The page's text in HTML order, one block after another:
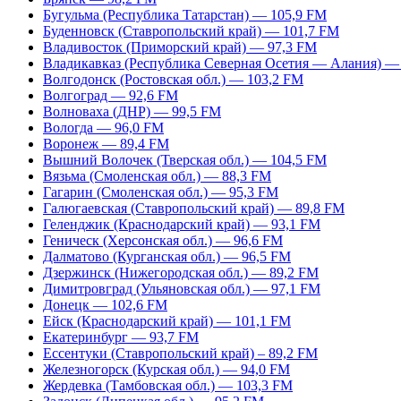
Бугульма (Республика Татарстан) — 105,9 FM
Буденновск (Ставропольский край) — 101,7 FM
Владивосток (Приморский край) — 97,3 FM
Владикавказ (Республика Северная Осетия — Алания)
Волгодонск (Ростовская обл.) — 103,2 FM
Волгоград — 92,6 FM
Волноваха (ДНР) — 99,5 FM
Вологда — 96,0 FM
Воронеж — 89,4 FM
Вышний Волочек (Тверская обл.) — 104,5 FM
Вязьма (Смоленская обл.) — 88,3 FM
Гагарин (Смоленская обл.) — 95,3 FM
Галюгаевская (Ставропольский край) — 89,8 FM
Геленджик (Краснодарский край) — 93,1 FM
Геническ (Херсонская обл.) — 96,6 FM
Далматово (Курганская обл.) — 96,5 FM
Дзержинск (Нижегородская обл.) — 89,2 FM
Димитровград (Ульяновская обл.) — 97,1 FM
Донецк — 102,6 FM
Ейск (Краснодарский край) — 101,1 FM
Екатеринбург — 93,7 FM
Ессентуки (Ставропольский край) – 89,2 FM
Железногорск (Курская обл.) — 94,0 FM
Жердевка (Тамбовская обл.) — 103,3 FM